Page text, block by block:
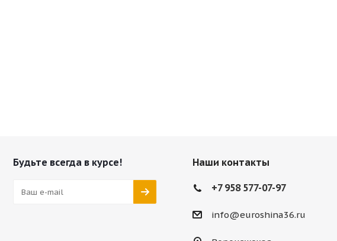
Будьте всегда в курсе! Наши контакты
+7 958 577-07-97
info@euroshina36.ru